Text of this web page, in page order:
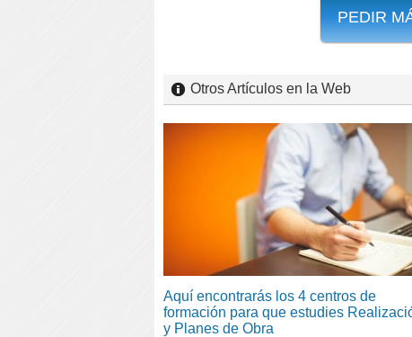
PEDIR
Otros Artículos en la Web
Aquí encontrarás los 4 centros de
formación para que estudies
y Planes de Obra